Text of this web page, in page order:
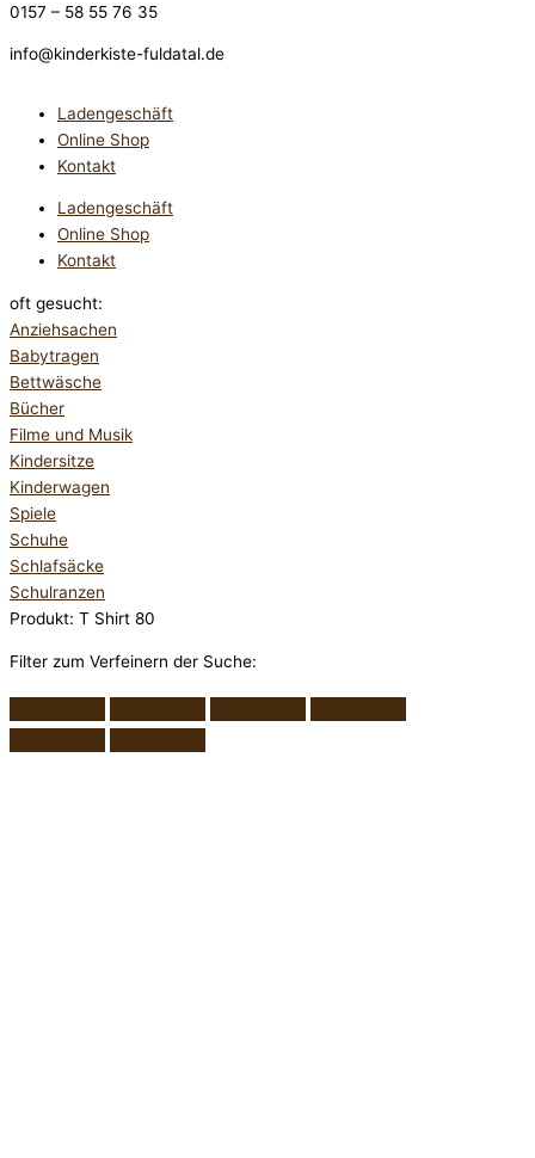
0157 – 58 55 76 35
info@kinderkiste-fuldatal.de
Ladengeschäft
Online Shop
Kontakt
Ladengeschäft
Online Shop
Kontakt
oft gesucht:
Anziehsachen
Babytragen
Bettwäsche
Bücher
Filme und Musik
Kindersitze
Kinderwagen
Spiele
Schuhe
Schlafsäcke
Schulranzen
Produkt: T Shirt 80
Filter zum Verfeinern der Suche: